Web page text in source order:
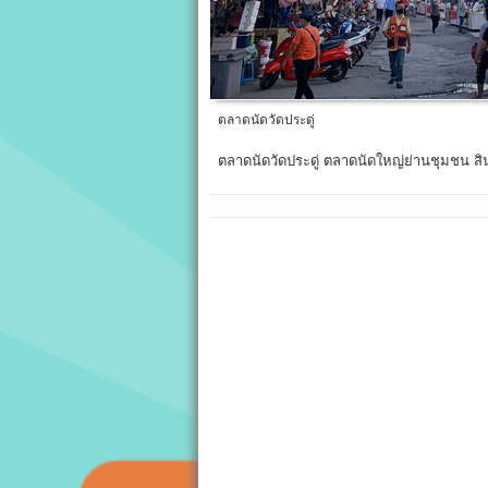
ตลาดนัดวัดประดู่
ตลาดนัดวัดประดู่ ตลาดนัดใหญ่ย่านชุมชน